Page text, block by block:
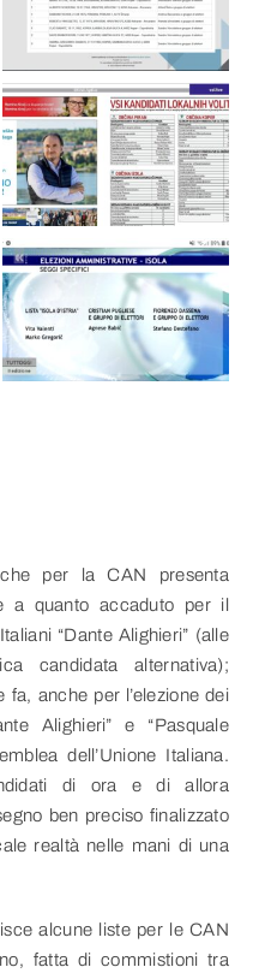
per la CAN presenta
a quanto accaduto per il
“Dante Alighieri” (alle
candidata alternativa);
anche per l’elezione dei
Alighieri” e “Pasquale
dell’Unione Italiana.
di ora e di allora
ben preciso finalizzato
realtà nelle mani di una
alcune liste per le CAN
fatta di commistioni tra